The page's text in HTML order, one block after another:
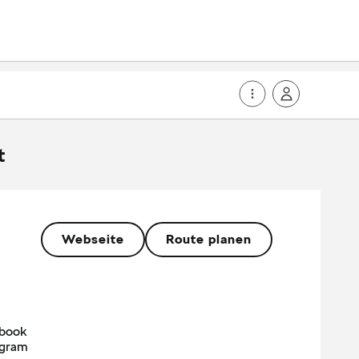
Webseite Route planen